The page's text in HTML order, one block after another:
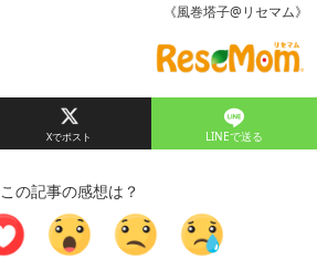
《風巻塔子@リセマム》
LINEで送る
この記事の感想は？